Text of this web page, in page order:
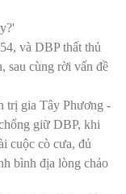
và DBP thất thủ
sau cùng rời vấn đề
trị gia Tây Phương -
giữ DBP, khi
cuộc cò cưa, đủ
bình địa lòng chảo